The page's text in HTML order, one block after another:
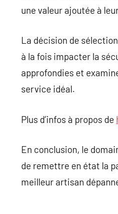
une valeur ajoutée à
La décision de
à la fois impacter la
approfondies et
service idéal.
Plus d’infos à propos de
En conclusion, le
de remettre en état la
meilleur artisan